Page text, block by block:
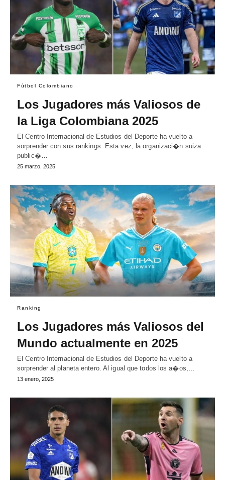
Fútbol Colombiano
Los Jugadores más Valiosos de
la Liga Colombiana 2025
El Centro Internacional de Estudios del Deporte ha vuelto a
sorprender con sus rankings. Esta vez, la organizaci�n suiza
public�…
25 marzo, 2025
Ranking
Los Jugadores más Valiosos del
Mundo actualmente en 2025
El Centro Internacional de Estudios del Deporte ha vuelto a
sorprender al planeta entero. Al igual que todos los a�os,…
13 enero, 2025